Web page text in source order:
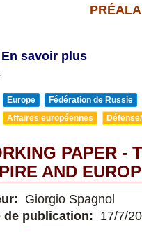
En savoir plus
Europe
Fédération de Russie
Affaires européennes
PAPER -
AND
Giorgio Spagnol
de publication: 17/7/